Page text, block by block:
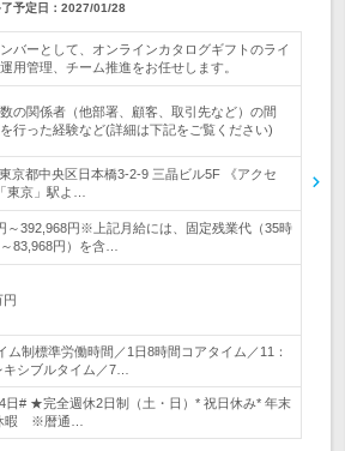
予定日： 2027/01/28
バーとして、オンラインカタログギフトのライ
用管理、チーム推進をお任せします。
数の関係者（他部署、顧客、取引先など）の間
行った経験など(詳細は下記をご覧ください)
京都中央区日本橋3-2-9 三晶ビル5F 《アクセ
東京」駅よ…
～392,968円※上記月給には、固定残業代（35時
83,968円）を含…
円
ム制標準労働時間／1日8時間コアタイム／11：
シブルタイム／7…
# ★完全週休2日制（土・日）* 祝日休み* 年末
暇 ※暦通…